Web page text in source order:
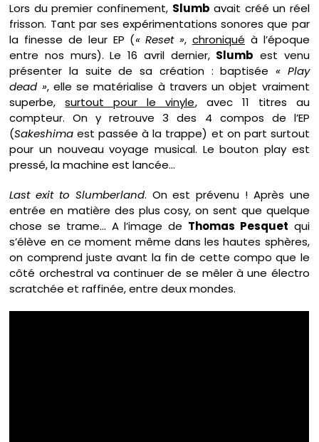
Lors du premier confinement, Slumb avait créé un réel
frisson. Tant par ses expérimentations sonores que par
la finesse de leur EP (« Reset », chroniqué à l’époque
entre nos murs). Le 16 avril dernier, Slumb est venu
présenter la suite de sa création : baptisée « Play
dead », elle se matérialise à travers un objet vraiment
superbe,surtout pour le vinyle, avec 11 titres au
compteur. On y retrouve 3 des 4 compos de l’EP
(Sakeshima est passée à la trappe) et on part surtout
pour un nouveau voyage musical. Le bouton play est
pressé, la machine est lancée…
Last exit to Slumberland. On est prévenu ! Après une
entrée en matière des plus cosy, on sent que quelque
chose se trame… A l’image de Thomas Pesquet qui
s’élève en ce moment même dans les hautes sphères,
on comprend juste avant la fin de cette compo que le
côté orchestral va continuer de se mêler à une électro
scratchée et raffinée, entre deux mondes.